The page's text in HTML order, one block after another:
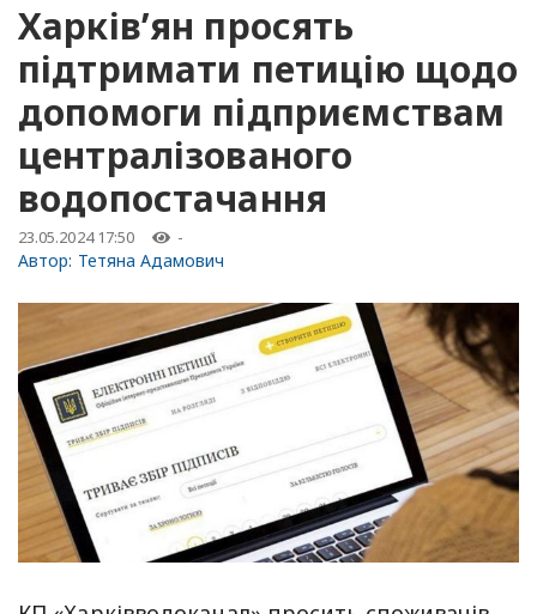
Харків’ян просять
підтримати петицію щодо
допомоги підприємствам
централізованого
водопостачання
23.05.2024 17:50 -
Автор: Тетяна Адамович